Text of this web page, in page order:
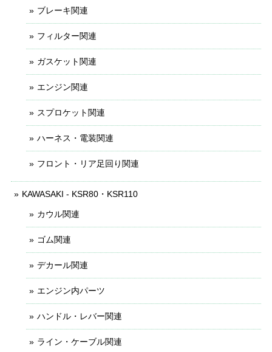
ブレーキ関連
フィルター関連
ガスケット関連
エンジン関連
スプロケット関連
ハーネス・電装関連
フロント・リア足回り関連
KAWASAKI - KSR80・KSR110
カウル関連
ゴム関連
デカール関連
エンジン内パーツ
ハンドル・レバー関連
ライン・ケーブル関連